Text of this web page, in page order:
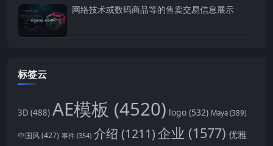
网络技术或数码商品等的售卖交易信息展示
标签云
3D (488) AE模板 (4520) logo (532) Maya (389)
中国风(427) 事件 (354) 介绍 (1211)企业 (1577) 优雅